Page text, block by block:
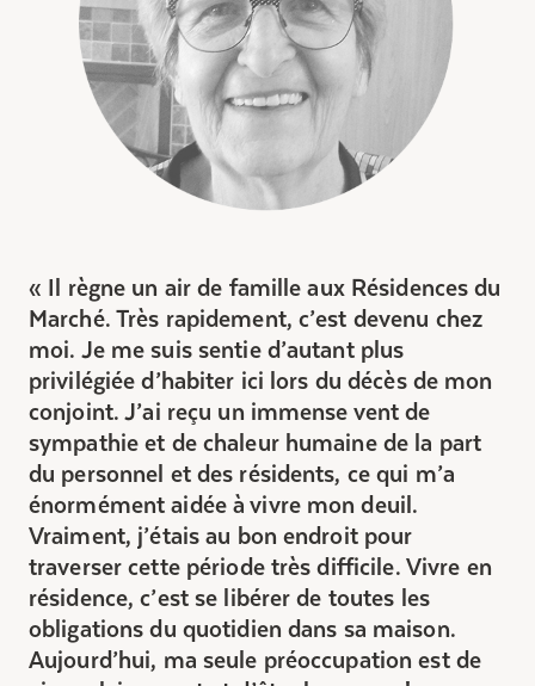
Il règne un air de famille aux Résidences du
Marché. Très rapidement, c’est devenu chez
moi. Je me suis sentie d’autant plus
privilégiée d’habiter ici lors du décès de mon
conjoint. J’ai reçu un immense vent de
sympathie et de chaleur humaine de la part
du personnel et des résidents, ce qui m’a
énormément aidée à vivre mon deuil.
Vraiment, j’étais au bon endroit pour
traverser cette période très difficile. Vivre en
résidence, c’est se libérer de toutes les
obligations du quotidien dans sa maison.
Aujourd’hui, ma seule préoccupation est de